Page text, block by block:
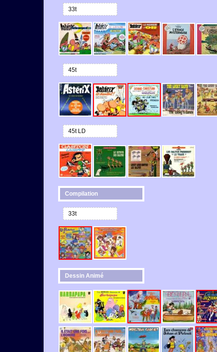
33t
45t
45t LD
Compilation
33t
Dessin Animé